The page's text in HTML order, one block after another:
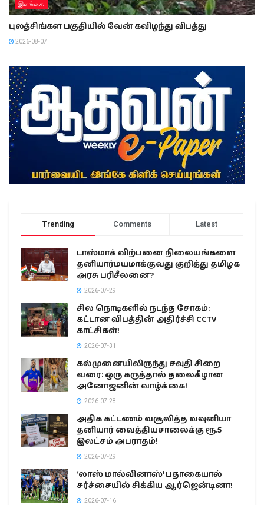
இலங்கை
புலத்சிங்கள பகுதியில் வேன் கவிழந்து விபத்து
2026-08-07
Trending Comments Latest
டாஸ்மாக் விற்பனை நிலையங்களை
தனியார்மயமாக்குவது குறித்து தமிழக
அரசு பரிசீலனை?
2026-07-29
சில நொடிகளில் நடந்த சோகம்:
கட்டான விபத்தின் அதிர்ச்சி CCTV
காட்சிகள்!
2026-07-31
கல்முனையிலிருந்து சவுதி சிறை
வரை: ஒரு கருத்தால் தலைகீழான
அனோஜனின் வாழ்க்கை!
2026-07-28
அதிக கட்டணம் வசூலித்த வவுனியா
தனியார் வைத்தியசாலைக்கு ரூ.5
இலட்சம் அபராதம்!
2026-07-29
‘லாஸ் மால்வினாஸ்’ பதாகையால்
சர்ச்சையில் சிக்கிய ஆர்ஜென்டினா!
2026-07-16